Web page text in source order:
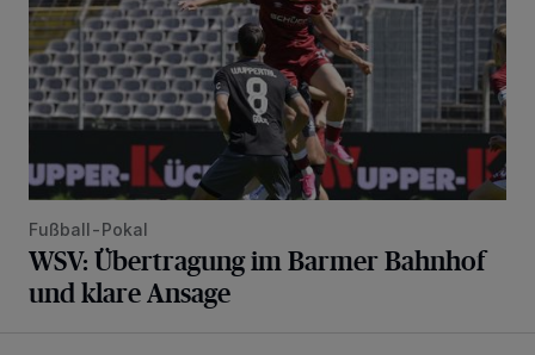
Fußball-Pokal
WSV: Übertragung im Barmer Bahnhof
und klare Ansage